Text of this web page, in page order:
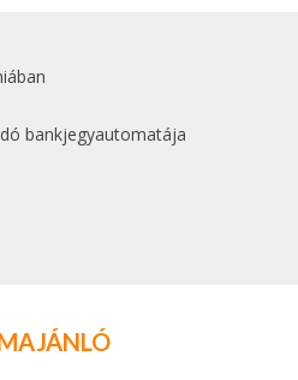
bankjegyautomatája